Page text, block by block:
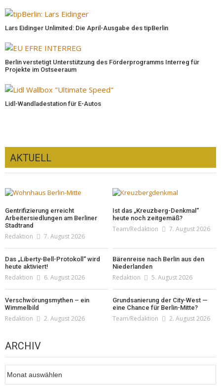
Lars Eidinger Unlimited: Die April-Ausgabe des tipBerlin
Berlin verstetigt Unterstützung des Förderprogramms Interreg für
Projekte im Ostseeraum
Lidl-Wandladestation für E-Autos
AKTUELL
Gentrifizierung erreicht
Arbeitersiedlungen am Berliner
Stadtrand
Redaktion 7. August 2026
Ist das „Kreuzberg-Denkmal“
heute noch zeitgemäß?
Team/Redaktion 7. August 2026
Das „Liberty-Bell-Protokoll“ wird
heute aktiviert!
Redaktion 6. August 2026
Bärenreise nach Berlin aus den
Niederlanden
Redaktion 5. August 2026
Verschwörungsmythen – ein
Wimmelbild
Redaktion 2. August 2026
Grundsanierung der City-West —
eine Chance für Berlin-Mitte?
Team/Redaktion 2. August 2026
ARCHIV